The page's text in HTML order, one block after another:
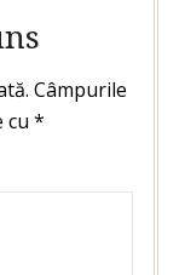
Câmpurile
cu *